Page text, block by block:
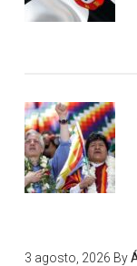
3 agosto, 2026 By